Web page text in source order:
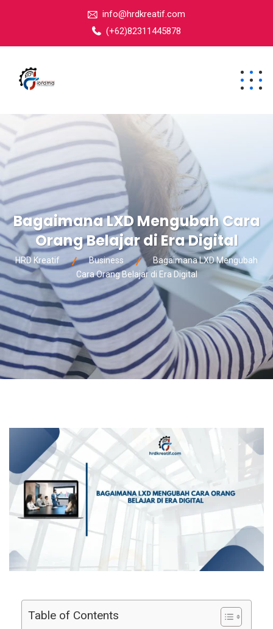
info@hrdkreatif.com
(+62)82311445878
Bagaimana LXD Mengubah Cara
Orang Belajar di Era Digital
HRD Kreatif Business
Bagaimana LXD Mengubah
Cara Orang Belajar di Era Digital
Table of Contents